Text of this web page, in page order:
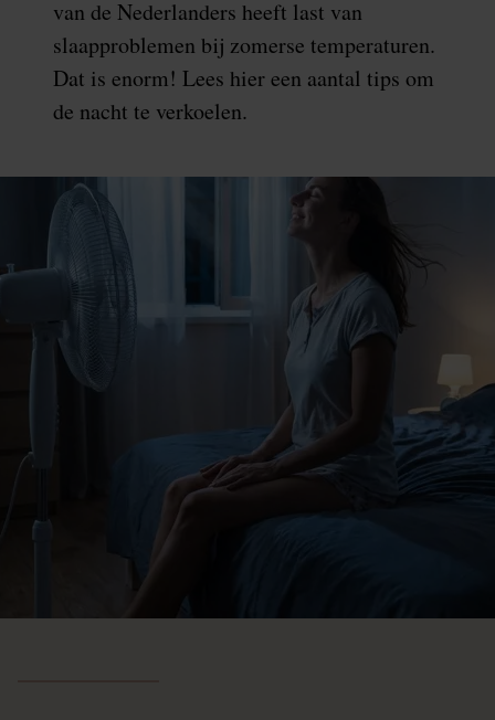
van de Nederlanders heeft last van
slaapproblemen bij zomerse temperaturen.
Dat is enorm! Lees hier een aantal tips om
de nacht te verkoelen.